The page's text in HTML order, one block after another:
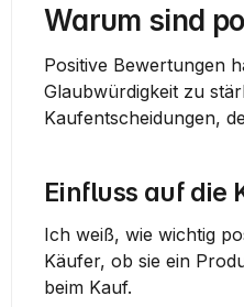
Warum sind
Positive Bewertungen
Glaubwürdigkeit zu
Kaufentscheidungen,
Einfluss auf die
Ich weiß, wie wichtig
Käufer, ob sie ein
beim Kauf.